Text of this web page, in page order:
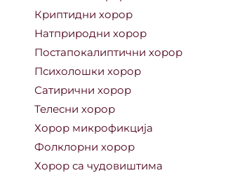
Криптидни хорор
Натприродни хорор
Постапокалиптични хорор
Психолошки хорор
Сатирични хорор
Телесни хорор
Хорор микрофикција
Фолклорни хорор
Хорор са чудовиштима